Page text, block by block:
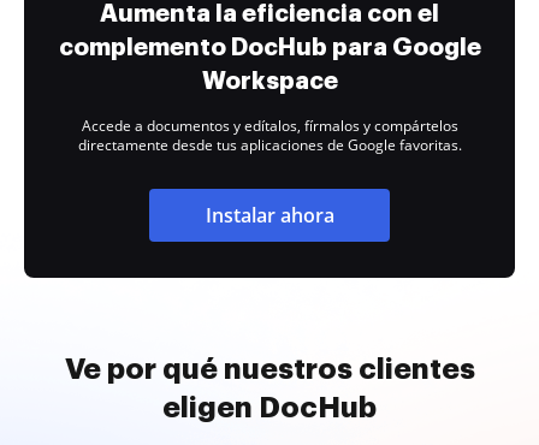
Aumenta la eficiencia con el
complemento DocHub para Google
Workspace
Accede a documentos y edítalos, fírmalos y compártelos
directamente desde tus aplicaciones de Google favoritas.
Instalar ahora
Ve por qué nuestros clientes
eligen DocHub